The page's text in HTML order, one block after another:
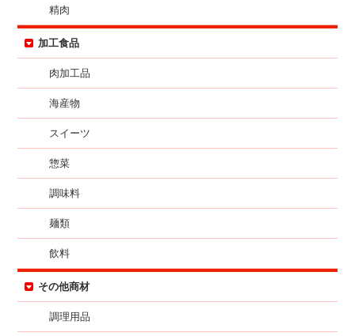
精肉
加工食品
肉加工品
海産物
スイーツ
惣菜
調味料
麺類
飲料
その他商材
調理用品